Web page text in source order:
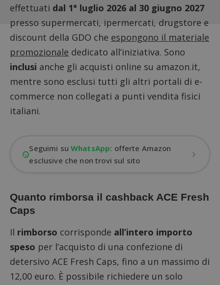
effettuati dal 1° luglio 2026 al 30 giugno 2027
presso supermercati, ipermercati, drugstore e
discount della GDO che espongono il materiale
promozionale dedicato all’iniziativa. Sono
inclusi anche gli acquisti online su amazon.it,
mentre sono esclusi tutti gli altri portali di e-
commerce non collegati a punti vendita fisici
italiani.
Seguimi suWhatsApp: offerte Amazon
esclusive che non trovi sul sito
Quanto rimborsa il cashback ACE Fresh
Caps
Il rimborso corrisponde all’intero importo
speso per l’acquisto di una confezione di
detersivo ACE Fresh Caps, fino a un massimo di
12,00 euro. È possibile richiedere un solo